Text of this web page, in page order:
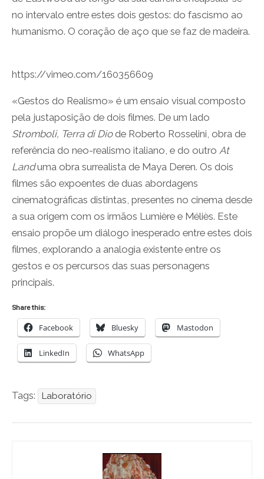
no intervalo entre estes dois gestos: do fascismo ao
humanismo. O coração de aço que se faz de madeira.
https://vimeo.com/160356609
«Gestos do Realismo» é um ensaio visual composto
pela justaposição de dois filmes. De um lado
Stromboli, Terra di Diode Roberto Rosselini, obra de
referência do neo-realismo italiano, e do outro At
Landuma obra surrealista de Maya Deren. Os dois
filmes são expoentes de duas abordagens
cinematográficas distintas, presentes no cinema desde
a sua origem com os irmãos Lumière e Méliès. Este
ensaio propõe um diálogo inesperado entre estes dois
filmes, explorando a analogia existente entre os
gestos e os percursos das suas personagens
principais.
Share this:
Facebook Bluesky Mastodon
LinkedIn WhatsApp
Tags: Laboratório